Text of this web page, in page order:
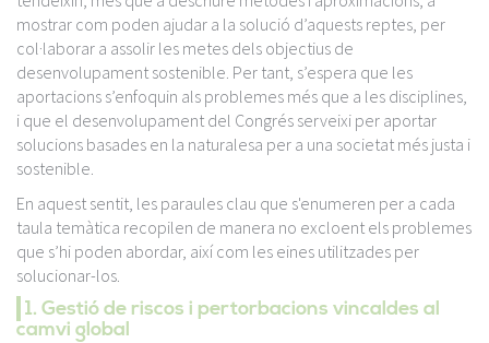
mostrar com poden ajudar a la solució d’aquests reptes, per
col·laborar a assolir les metes dels objectius de
desenvolupament sostenible. Per tant, s’espera que les
aportacions s’enfoquin als problemes més que a les disciplines,
i que el desenvolupament del Congrés serveixi per aportar
solucions basades en la naturalesa per a una societat més justa i
sostenible.
En aquest sentit, les paraules clau que s'enumeren per a cada
taula temàtica recopilen de manera no excloent els problemes
que s’hi poden abordar, així com les eines utilitzades per
solucionar-los.
1. Gestió de riscos i pertorbacions vincaldes al
camvi global